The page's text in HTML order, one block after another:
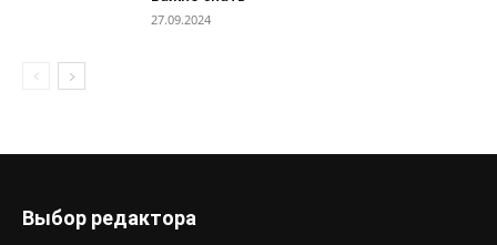
27.09.2024
Выбор редактора